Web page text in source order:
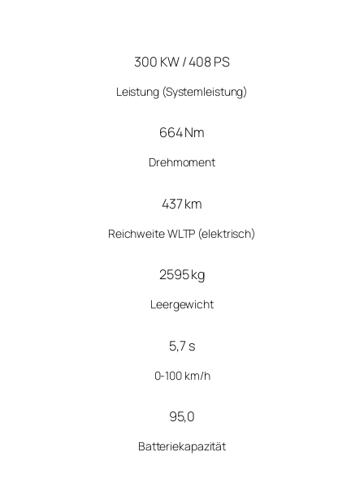
300 KW / 408 PS
Leistung(Systemleistung)
664 Nm
Drehmoment
437 km
Reichweite WLTP (elektrisch)
2595 kg
Leergewicht
5,7 s
0-100 km/h
95,0
Batteriekapazität